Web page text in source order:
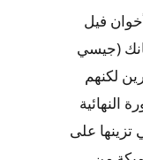
الأخوان فيل
(جيسي
لكنهم
النهائية
تزينها على